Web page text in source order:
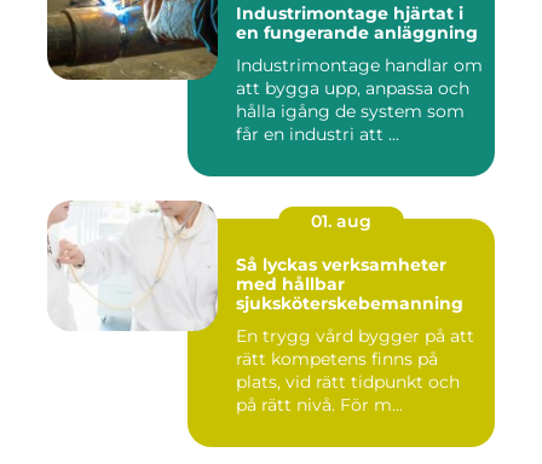
Industrimontage hjärtat i
en fungerande anläggning
Industrimontage handlar om
att bygga upp, anpassa och
hålla igång de system som
får en industri att ...
01. aug
Så lyckas verksamheter
med hållbar
sjuksköterskebemanning
En trygg vård bygger på att
rätt kompetens finns på
plats, vid rätt tidpunkt och
på rätt nivå. För m...